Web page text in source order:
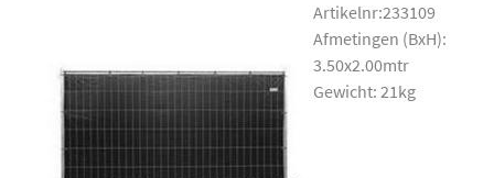
Artikelnr:233109
Afmetingen (BxH):
3.50x2.00mtr
Gewicht: 21kg